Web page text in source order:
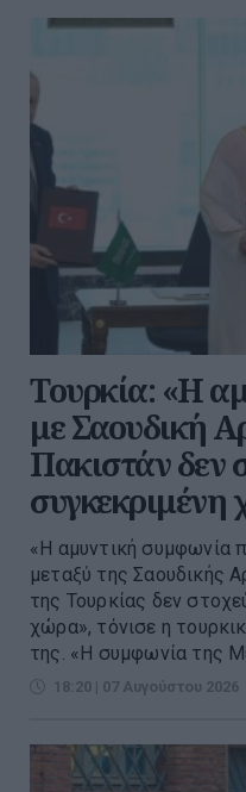
Τουρκία: «Η
με Σαουδική
Πακιστάν δεν
συγκεκριμένη
«Η αμυντική συμφωνία
μεταξύ της Σαουδικής
της Τουρκίας δεν
χώρα», τόνισε η
της. «Η συμφωνία της
18:20 | 07 Αυγούστου 2026